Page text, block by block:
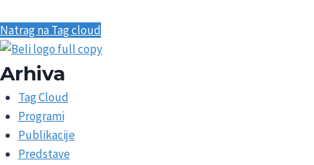
Natrag na Tag cloud
Arhiva
Tag Cloud
Programi
Publikacije
Predstave